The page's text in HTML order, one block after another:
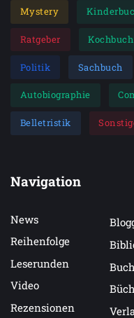
Mystery
Ratgeber Kochbuch
Politik Sachbuch
Autobiographie
Belletristik
Navigation
News
Reihenfolge
Leserunden
Video
Rezensionen